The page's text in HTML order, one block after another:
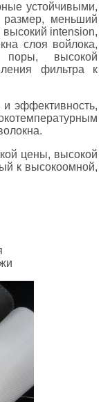
устойчивыми,
размер, меньший
intension,
слоя войлока,
поры, высокой
фильтра к
эффективность,
цены, высокой
к высокоомной,